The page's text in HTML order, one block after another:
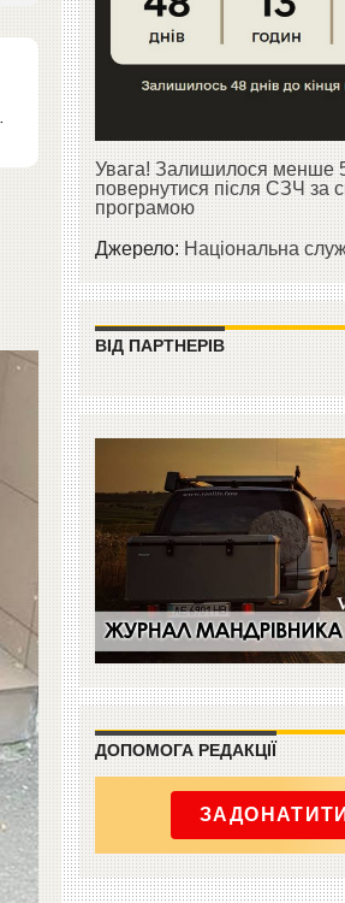
Увага! Залишилося менше
повернутися після СЗЧ за
програмою
Джерело:Національна
ВІД ПАРТНЕРІВ
ДОПОМОГА РЕДАКЦІЇ
ЗАДОНАТИТИ